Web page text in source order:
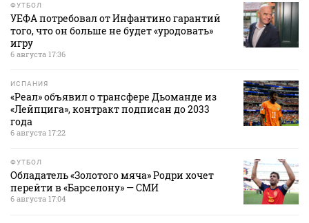
ФУТБОЛ
УЕФА потребовал от Инфантино гарантий
того, что он больше не будет «уродовать»
игру
6 августа 17:36
ИСПАНИЯ
«Реал» объявил о трансфере Дьоманде из
«Лейпцига», контракт подписан до 2033
года
6 августа 17:22
ФУТБОЛ
Обладатель «Золотого мяча» Родри хочет
перейти в «Барселону» — СМИ
6 августа 17:04